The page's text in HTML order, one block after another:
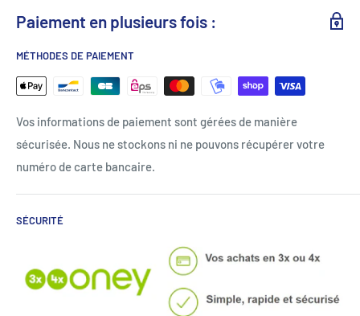
Paiement en plusieurs fois :
MÉTHODES DE PAIEMENT
Vos informations de paiement sont gérées de manière
sécurisée. Nous ne stockons ni ne pouvons récupérer votre
numéro de carte bancaire.
SÉCURITÉ